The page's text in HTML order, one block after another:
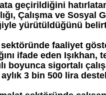
geçirildiğini
Çalışma ve Sosyal
yürütüldüğünü
faaliyet
ifade eden Işıkhan,
boyunca sigortalı
3 bin 500 lira